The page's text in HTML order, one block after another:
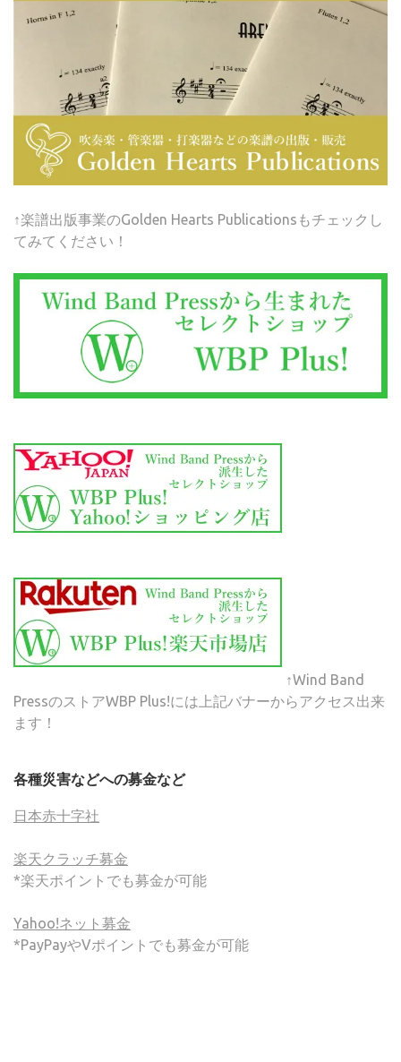
↑楽譜出版事業のGolden Hearts Publicationsもチェックし
てみてください！
↑Wind Band
PressのストアWBP Plus!には上記バナーからアクセス出来
ます！
各種災害などへの募金など
日本赤十字社
楽天クラッチ募金
*楽天ポイントでも募金が可能
Yahoo!ネット募金
*PayPayやVポイントでも募金が可能